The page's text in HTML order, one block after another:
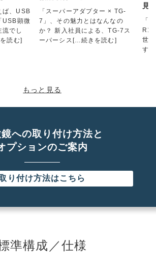
ば、USB
USB顕微
でし
読む]
「スーパーアダプター × TG-
7」、その魅力とはなんなの
か？ 新入社員による、TG-7ス
ーパーシス […続きを読む]
見
「
世
す
もっと見る
への取り付け方法と
プションのご案内
り付け方法はこちら
準構成／仕様